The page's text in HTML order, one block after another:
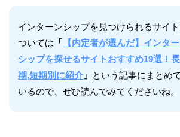
インターンシップを見つけられるサイト
ついては 「 【内定者が選んだ】インタ
シップを探せるサイトおすすめ19選！長
期,短期別に紹介 」 という記事にまとめて
いるので、ぜひ読んでみてくださいね。